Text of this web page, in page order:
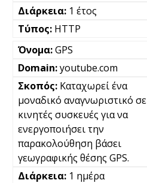
1 έτος
HTTP
GPS
youtube.com
Καταχωρεί ένα
μοναδικό αναγνωριστικό σε
κινητές συσκευές για να
ενεργοποιήσει την
παρακολούθηση βάσει
γεωγραφικής θέσης GPS.
1 ημέρα